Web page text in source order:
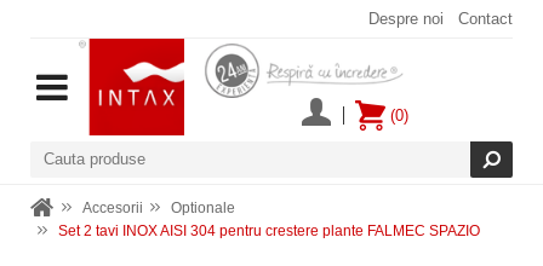
Despre noi Contact
(0)
Accesorii
Optionale
Set 2 tavi INOX AISI 304 pentru crestere plante FALMEC SPAZIO